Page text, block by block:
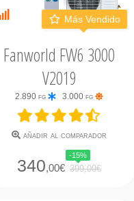
Últimas
unidades
Más Vendido
Fanworld FW6 3000
V2019
2.890 fg 3.000 fg
Valoración:
4.7
5
Valoración:
4.7
de
5
4.7
de
5
4.7
de
5
4.7
5
añadir al comparador
340,00€
-15%
399,00€